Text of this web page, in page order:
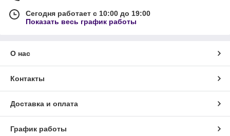
Сегодня работает с 10:00 до 19:00
Показать весь график работы
О нас
Контакты
Доставка и оплата
График работы